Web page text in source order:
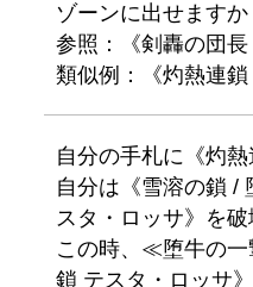
ゾーンに出せますか
参照：《剣轟の団長
類似例：《灼熱連
自分の手札に《灼
自分は《雪溶の鎖 /
スタ・ロッサ》を破
この時、≪堕牛の
鎖 テスタ・ロッサ